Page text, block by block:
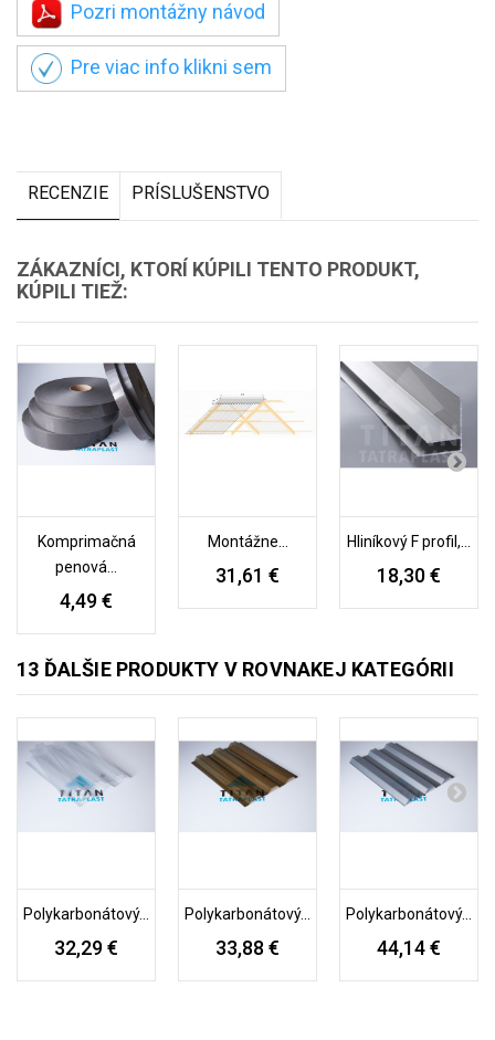
Pozri montážny návod
Pre viac info klikni sem
RECENZIE PRÍSLUŠENSTVO
ZÁKAZNÍCI, KTORÍ KÚPILI TENTO PRODUKT,
KÚPILI TIEŽ:
Komprimačná
penová...
4,49 €
Montážne...
31,61 €
Hliníkový F profil,...
18,30 €
13 ĎALŠIE PRODUKTY V ROVNAKEJ KATEGÓRII
Polykarbonátový...
32,29 €
Polykarbonátový...
33,88 €
Polykarbonátový...
44,14 €